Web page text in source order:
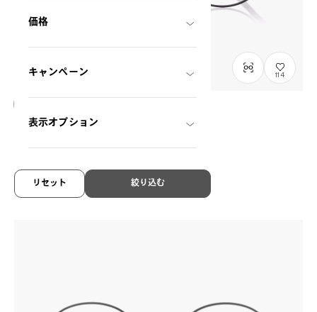
価格
キャンペーン
表示オプション
絞り込む
リセット
114
オンライン限定商品
リボン mini-model
¥10,000